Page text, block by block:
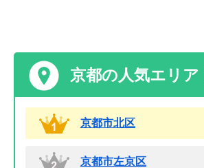
京都の人気エリ
京都市北区
京都市左京区